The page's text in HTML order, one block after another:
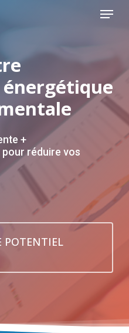
Menu
+
réduire vos
POTENTIEL